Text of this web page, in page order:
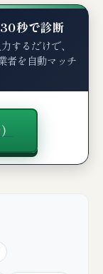
秒で診断
するだけで、
者を自動マッチ